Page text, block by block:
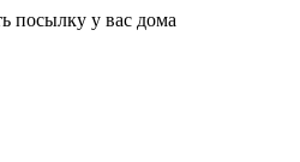
посылку у вас дома